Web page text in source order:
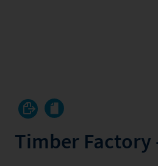
Timber Factory